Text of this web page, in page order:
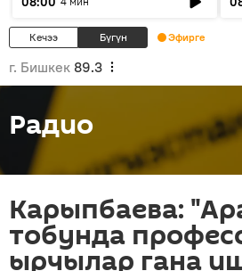
Кечээ Бүгүн Эфирге
г. Бишкек 89.3
Радио
Карыпбаева:
тобунда
ырчылар гана